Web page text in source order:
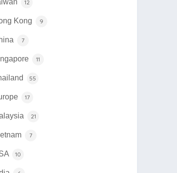
12
Kong 9
7
11
55
17
21
7
10